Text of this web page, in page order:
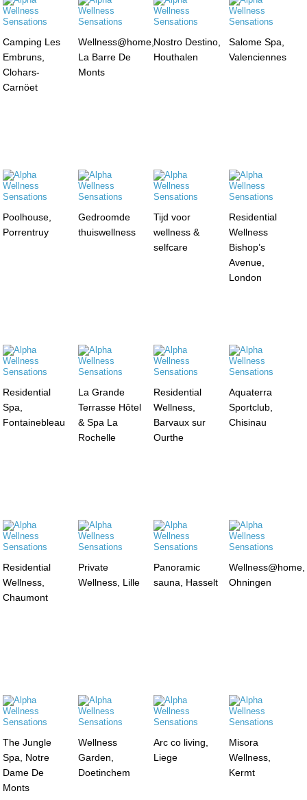
Camping Les
Embruns,
Clohars-
Carnöet
Wellness@home,
La Barre De
Monts
Nostro Destino,
Houthalen
Salome Spa,
Valenciennes
Poolhouse,
Porrentruy
Gedroomde
thuiswellness
Tijd voor
wellness &
selfcare
Residential
Wellness
Bishop’s
Avenue,
London
Residential
Spa,
Fontainebleau
La Grande
Terrasse Hôtel
& Spa La
Rochelle
Residential
Wellness,
Barvaux sur
Ourthe
Aquaterra
Sportclub,
Chisinau
Residential
Wellness,
Chaumont
Private
Wellness, Lille
Panoramic
sauna, Hasselt
Wellness@home,
Ohningen
The Jungle
Spa, Notre
Dame De
Monts
Wellness
Garden,
Doetinchem
Arc co living,
Liege
Misora
Wellness,
Kermt